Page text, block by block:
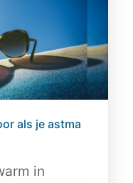
als je astma
in